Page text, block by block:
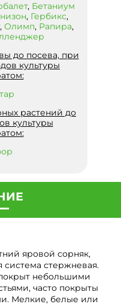
, Бетаниум
, Гербикс,
, Олимп, Рапира,
до посева, при
культуры
растений до
культуры
яровой сорняк,
система стержневая.
небольшими
часто покрыты
Мелкие, белые или